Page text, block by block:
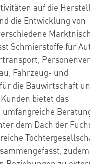
auf die
die Entwicklung von
Schmierstoffe für
Fahrzeug- und
die Bauwirtschaft
bietet das
dem Dach der
zudem